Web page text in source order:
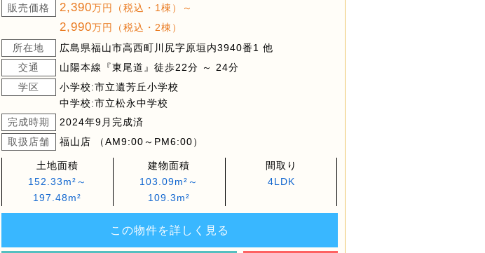
販売価格 2,390万円（税込・1棟）～
2,990万円（税込・2棟）
所在地
広島県福山市高西町川尻字原垣内3940番1 他
交通
山陽本線『東尾道』徒歩22分 ～ 24分
学区
小学校:市立遺芳丘小学校
中学校:市立松永中学校
完成時期
2024年9月完成済
取扱店舗
福山店 （AM9:00～PM6:00）
土地面積
152.33m²～
197.48m²
建物面積
103.09m²～
109.3m²
間取り
4LDK
この物件を詳しく見る